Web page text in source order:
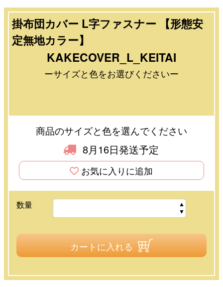
掛布団カバー L字ファスナー 【形態安
定無地カラー】
KAKECOVER_L_KEITAI
ーサイズと色をお選びくださいー
商品のサイズと色を選んでください
8月16日発送予定
お気に入りに追加
数量
カートに入れる